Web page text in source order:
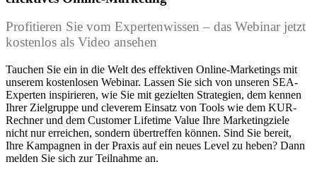
Profitieren Sie vom Expertenwissen – das Webinar jetzt
kostenlos als Video ansehen
Tauchen Sie ein in die Welt des effektiven Online-Marketings mit
unserem kostenlosen Webinar. Lassen Sie sich von unseren SEA-
Experten inspirieren, wie Sie mit gezielten Strategien, dem kennen
Ihrer Zielgruppe und cleverem Einsatz von Tools wie dem KUR-
Rechner und dem Customer Lifetime Value Ihre Marketingziele
nicht nur erreichen, sondern übertreffen können. Sind Sie bereit,
Ihre Kampagnen in der Praxis auf ein neues Level zu heben? Dann
melden Sie sich zur Teilnahme an.